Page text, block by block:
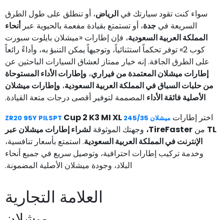
سواء كنت تقود سيارتك في الرياض، أو تنطلق على طول الطرق
السريعة في جدة، أو تستمتع بقيادة مفعمة بالحيوية عبرأنحاء
المملكة العربية السعودية، فإن إطارات «ميشلان بايلوت سبورت
كوب 2» توفر تحكماً استثنائياً، وتوجيهاً يمكن التنبؤ به، وأداءً رائعاً
على الطرق الجافة. إنه خيار ممتاز لعشاق السيارات الباحثين عن
إطارات ميشلان المعتمدة من فيراري، وإطارات الأداء المستوحاة
من حلبات السباق في المملكة العربية السعودية، وإطارات ميشلان
الأصلية فائقة الأداء المصممة لتوفير أقصى درجات متعة القيادة.
اختر إطارات ميشلان 245/35 ZR20 95Y PILSPT
Cup 2 K3 MI XL
TL من TireFaster، وجهتك الموثوقة لشراء إطارات ميشلان عبر
الإنترنت في المملكة العربية السعودية. استمتع بأسعار تنافسية،
وخدمة تركيب إطارات احترافية، وتوصيل سريع في جميع أنحاء
البلاد، وجودة ميشلان الأصلية المضمونة.
العلامة التجارية